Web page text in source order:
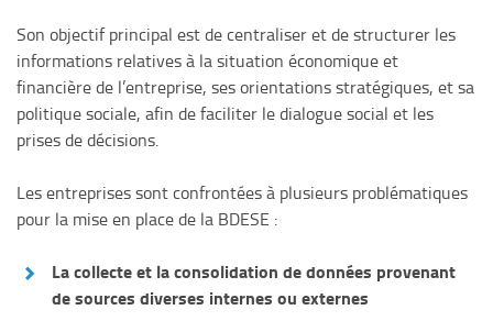
Son objectif principal est de centraliser et de structurer les
informations relatives à la situation économique et
financière de l’entreprise, ses orientations stratégiques, et sa
politique sociale, afin de faciliter le dialogue social et les
prises de décisions.
Les entreprises sont confrontées à plusieurs problématiques
pour la mise en place de la BDESE :
La collecte et la consolidation de données provenant
de sources diverses internes ou externes